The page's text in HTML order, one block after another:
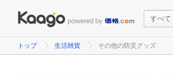
すべて
トップ 生活雑貨 その他の防災グッズ